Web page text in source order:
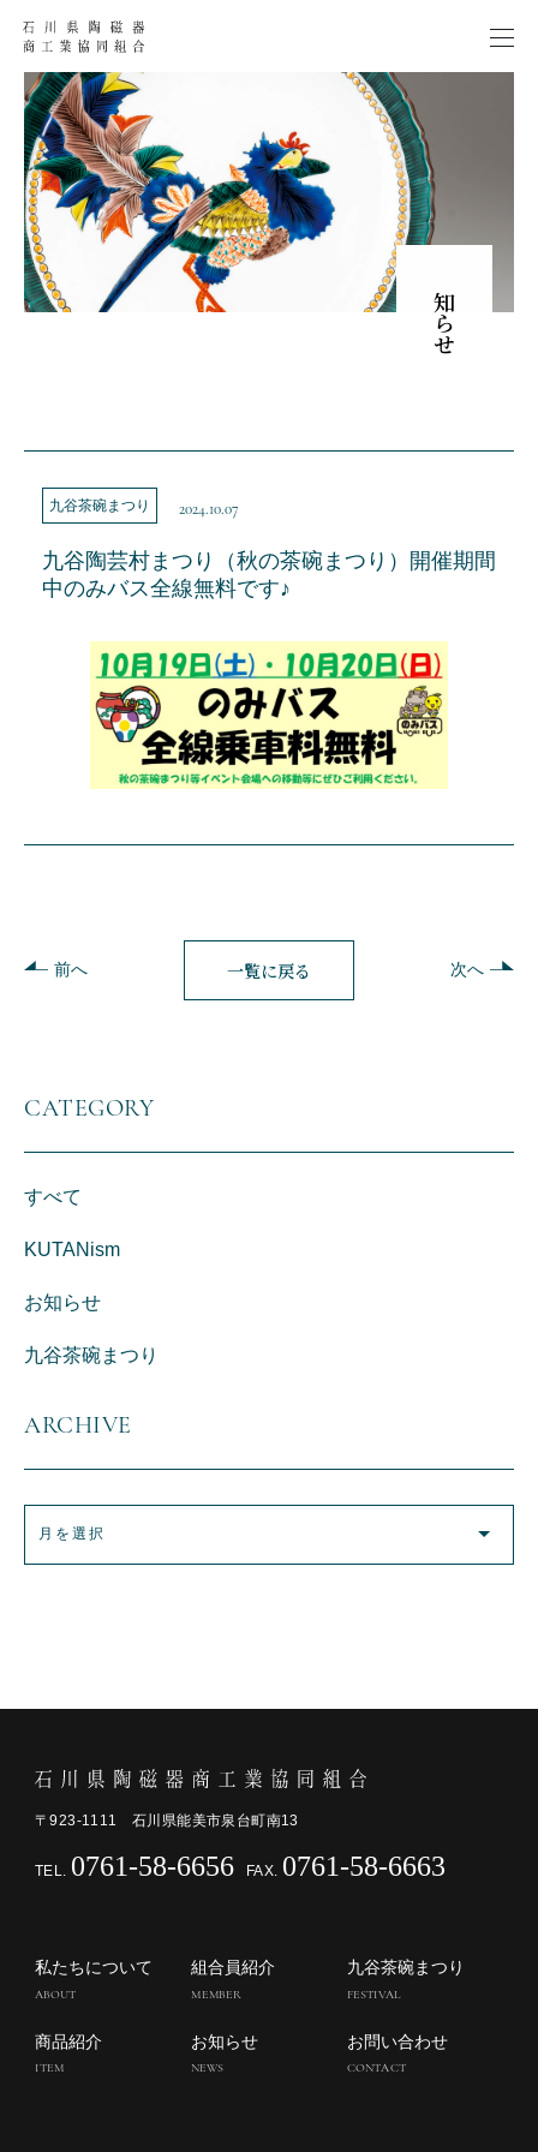
お知らせ
CATEGORY
すべて
KUTANism
お知らせ
九谷茶碗まつり
ARCHIVE
九谷茶碗まつり 2024.10.07
九谷陶芸村まつり（秋の茶碗まつり）開催期間
中のみバス全線無料です♪
前へ 一覧に戻る 次へ
〒923-1111 石川県能美市泉台町南13
0761-58-6656 0761-58-6663
私たちについて
ABOUT
商品紹介
ITEM
組合員紹介
MEMBER
お知らせ
NEWS
九谷茶碗まつり
FESTIVAL
お問い合わせ
CONTACT